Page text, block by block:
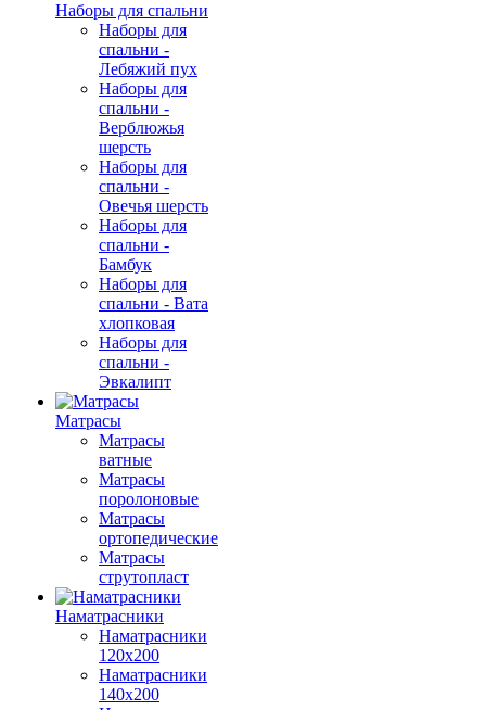
Наборы для спальни
Наборы для
спальни -
Лебяжий пух
Наборы для
спальни -
Верблюжья
шерсть
Наборы для
спальни -
Овечья шерсть
Наборы для
спальни -
Бамбук
Наборы для
спальни - Вата
хлопковая
Наборы для
спальни -
Эвкалипт
Матрасы
Матрасы
ватные
Матрасы
поролоновые
Матрасы
ортопедические
Матрасы
струтопласт
Наматрасники
Наматрасники
120х200
Наматрасники
140х200